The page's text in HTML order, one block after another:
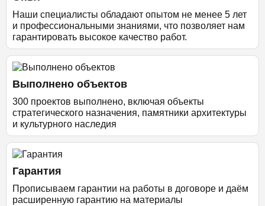
Наши специалисты обладают опытом не менее 5 лет
и профессиональными знаниями, что позволяет нам
гарантировать высокое качество работ.
Выполнено объектов
300 проектов выполнено, включая объекты
стратегического назначения, памятники архитектуры
и культурного наследия
Гарантия
Прописываем гарантии на работы в договоре и даём
расширенную гарантию на материалы